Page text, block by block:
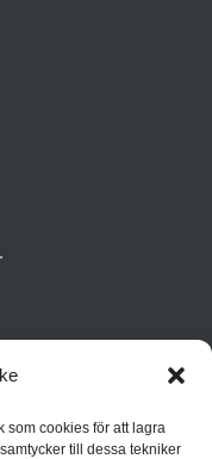
som cookies för att lagra
till dessa tekniker